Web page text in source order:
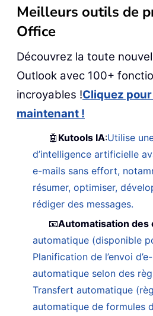
Meilleurs outils de
Office
Découvrez la toute
Outlook avec 100+
incroyables !Cliquez
maintenant !
🤖 Kutools IA:Utilise
d’intelligence artificielle
e-mails sans effort,
résumer, optimiser,
rédiger des messages.
📧Automatisation des
automatique (disponible
Planification de l’envoi
automatique selon des
Transfert automatique
automatique de formules